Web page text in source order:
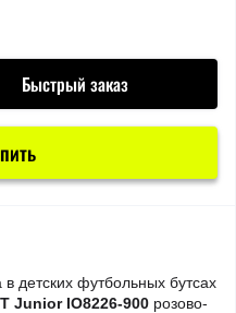
Быстрый заказ
детских футбольных бутсах
Junior IO8226-900 розово-